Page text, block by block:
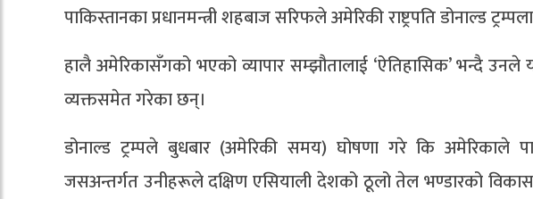
पाकिस्तानका प्रधानमन्त्री शहबाज सरिफले अमेरिकी राष्ट्रपति डोनाल्ड
हालै अमेरिकासँगको भएको व्यापार सम्झौतालाई ‘ऐतिहासिक’ भन्दै
व्यक्तसमेत गरेका छन्।
डोनाल्ड ट्रम्पले बुधबार (अमेरिकी समय) घोषणा गरे कि अमेरिकाले
जसअन्तर्गत उनीहरूले दक्षिण एसियाली देशको ठूलो तेल भण्डारको